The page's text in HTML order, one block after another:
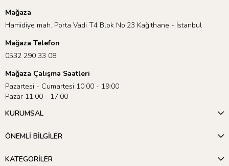
Mağaza
Hamidiye mah. Porta Vadi T4 Blok No:23 Kağıthane - İstanbul
Mağaza Telefon
0532 290 33 08
Mağaza Çalışma Saatleri
Pazartesi - Cumartesi 10:00 - 19:00
Pazar 11:00 - 17:00
KURUMSAL
ÖNEMLİ BİLGİLER
KATEGORİLER